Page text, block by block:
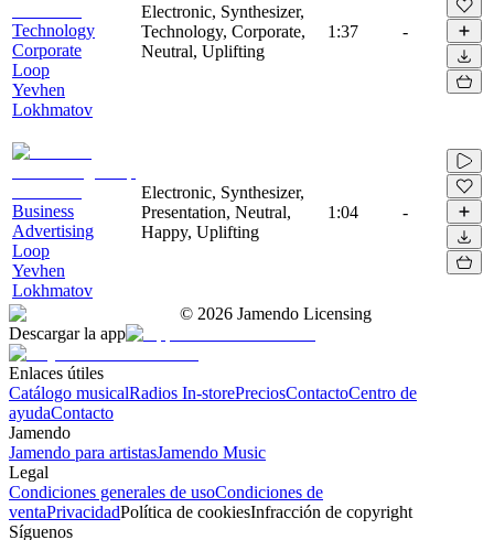
Technology
Corporate
Loop
Yevhen
Lokhmatov
Electronic, Synthesizer,
Technology, Corporate,
Neutral, Uplifting
1:37 -
Business
Advertising
Loop
Yevhen
Lokhmatov
Electronic, Synthesizer,
Presentation, Neutral,
Happy, Uplifting
1:04 -
© 2026 Jamendo Licensing
Descargar la app
Enlaces útiles
Catálogo musicalRadios In-storePreciosContactoCentro de
ayudaContacto
Jamendo
Jamendo para artistasJamendo Music
Legal
Condiciones generales de usoCondiciones de
ventaPrivacidadPolítica de cookiesInfracción de copyright
Síguenos